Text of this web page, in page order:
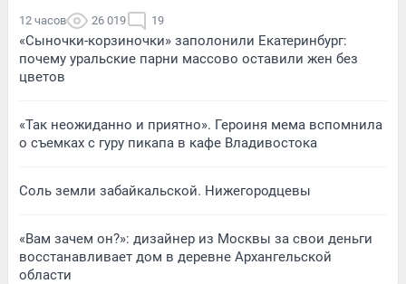
12 часов 26 019 19
«Сыночки-корзиночки» заполонили Екатеринбург:
почему уральские парни массово оставили жен без
цветов
«Так неожиданно и приятно». Героиня мема вспомнила
о съемках с гуру пикапа в кафе Владивостока
Соль земли забайкальской. Нижегородцевы
«Вам зачем он?»: дизайнер из Москвы за свои деньги
восстанавливает дом в деревне Архангельской
области